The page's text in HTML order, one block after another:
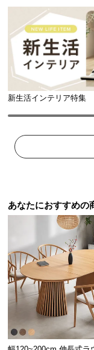
新生活インテリア特集
あなたにおすすめの